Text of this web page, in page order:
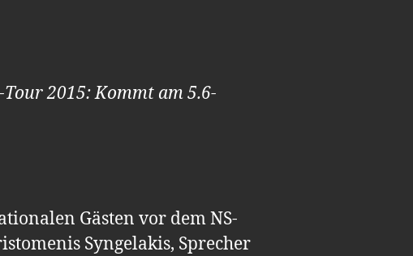
2015: Kommt am 5.6-
Gästen vor dem NS-
Syngelakis, Sprecher